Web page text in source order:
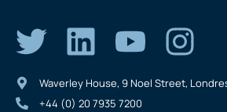
Waverley House, 9 Noel Street,
+44 (0) 20 7935 7200